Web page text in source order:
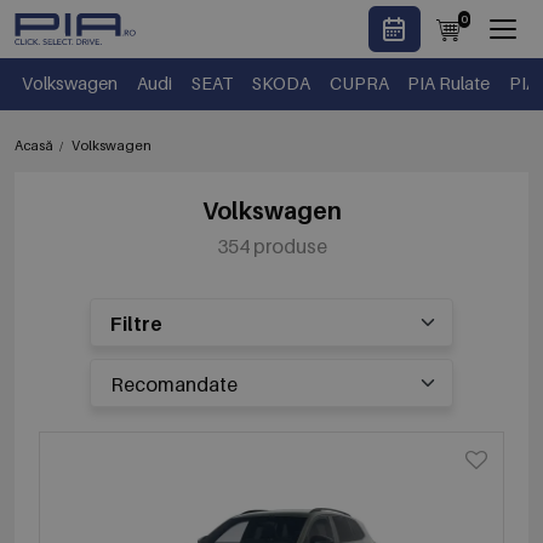
0
Volkswagen Audi SEAT SKODA CUPRA PIA Rulate PIA
Acasă Volkswagen
Volkswagen
354 produse
Filtre